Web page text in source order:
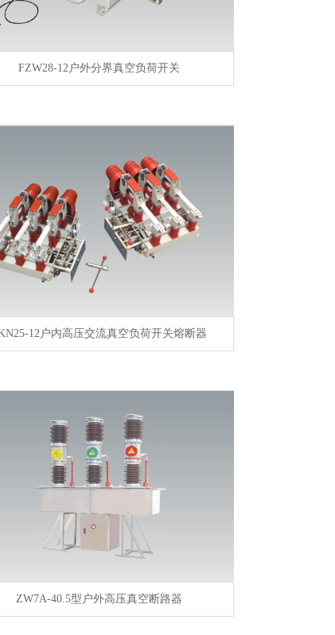
FZW28-12户外分界真空负荷开关
12户内高压交流真空负荷开关熔断器
ZW7A-40.5型户外高压真空断路器